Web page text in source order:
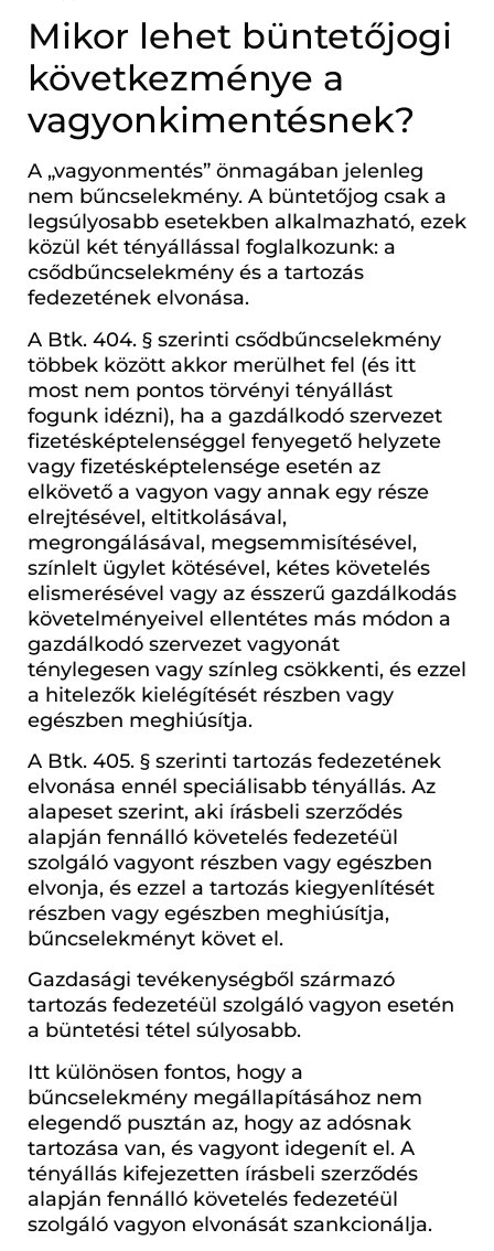
Mikor lehet büntetőjogi
következménye a
vagyonkimentésnek?
A „vagyonmentés” önmagában jelenleg
nem bűncselekmény. A büntetőjog csak a
legsúlyosabb esetekben alkalmazható, ezek
közül két tényállással foglalkozunk: a
csődbűncselekmény és a tartozás
fedezetének elvonása.
A Btk. 404. § szerinti csődbűncselekmény
többek között akkor merülhet fel (és itt
most nem pontos törvényi tényállást
fogunk idézni), ha a gazdálkodó szervezet
fizetésképtelenséggel fenyegető helyzete
vagy fizetésképtelensége esetén az
elkövető a vagyon vagy annak egy része
elrejtésével, eltitkolásával,
megrongálásával, megsemmisítésével,
színlelt ügylet kötésével, kétes követelés
elismerésével vagy az ésszerű gazdálkodás
követelményeivel ellentétes más módon a
gazdálkodó szervezet vagyonát
ténylegesen vagy színleg csökkenti, és ezzel
a hitelezők kielégítését részben vagy
egészben meghiúsítja.
A Btk. 405. § szerinti tartozás fedezetének
elvonása ennél speciálisabb tényállás. Az
alapeset szerint, aki írásbeli szerződés
alapján fennálló követelés fedezetéül
szolgáló vagyont részben vagy egészben
elvonja, és ezzel a tartozás kiegyenlítését
részben vagy egészben meghiúsítja,
bűncselekményt követ el.
Gazdasági tevékenységből származó
tartozás fedezetéül szolgáló vagyon esetén
a büntetési tétel súlyosabb.
Itt különösen fontos, hogy a
bűncselekmény megállapításához nem
elegendő pusztán az, hogy az adósnak
tartozása van, és vagyont idegenít el. A
tényállás kifejezetten írásbeli szerződés
alapján fennálló követelés fedezetéül
szolgáló vagyon elvonását szankcionálja.